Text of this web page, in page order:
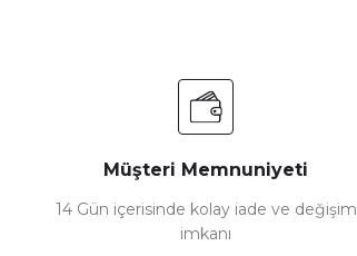
Müşteri Memnuniyeti
14 Gün içerisinde kolay iade ve değişim
imkanı